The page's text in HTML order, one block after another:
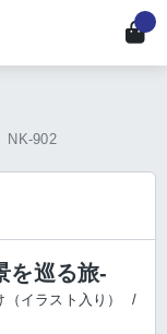
NK-902
を巡る旅-
イラスト入り）
/